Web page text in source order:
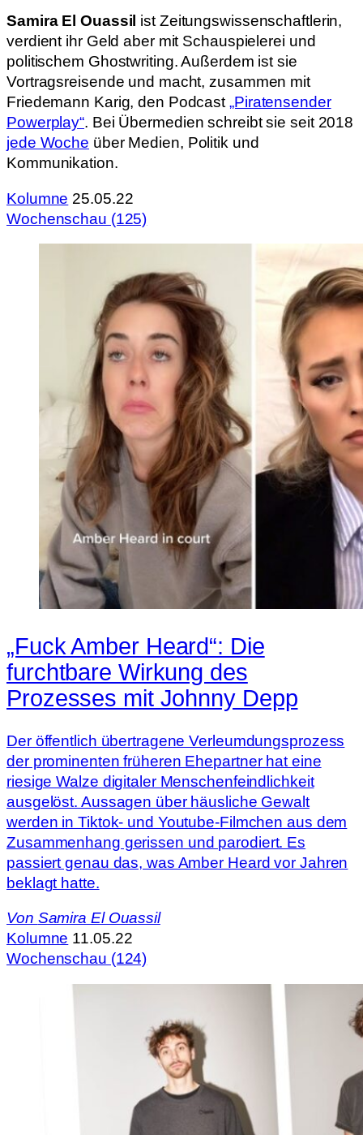
Samira El Ouassil ist Zeitungswissenschaftlerin,
verdient ihr Geld aber mit Schauspielerei und
politischem Ghostwriting. Außerdem ist sie
Vortragsreisende und macht, zusammen mit
Friedemann Karig, den Podcast„Piratensender
Powerplay“. Bei Übermedien schreibt sie seit 2018
jede Woche über Medien, Politik und
Kommunikation.
Kolumne 25.05.22
Wochenschau (125)
„Fuck Amber Heard“: Die
furchtbare Wirkung des
Prozesses mit Johnny Depp
Der öffentlich übertragene Verleumdungsprozess
der prominenten früheren Ehepartner hat eine
riesige Walze digitaler Menschenfeindlichkeit
ausgelöst. Aussagen über häusliche Gewalt
werden in Tiktok- und Youtube-Filmchen aus dem
Zusammenhang gerissen und parodiert. Es
passiert genau das, was Amber Heard vor Jahren
beklagt hatte.
Von Samira El Ouassil
Kolumne 11.05.22
Wochenschau (124)